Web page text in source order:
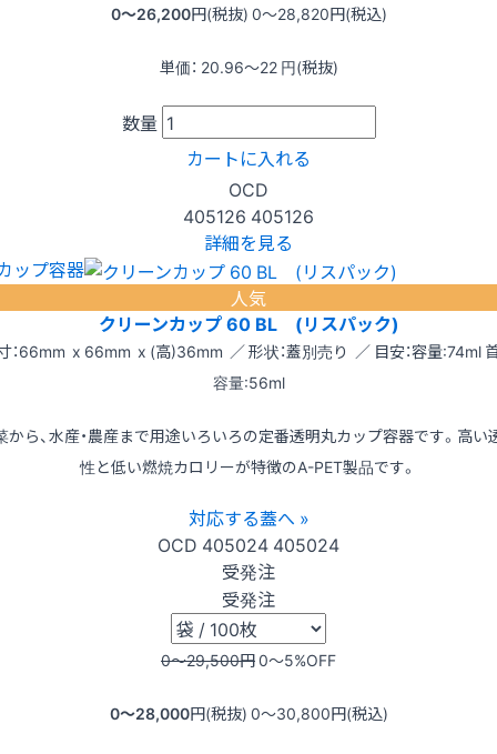
0〜26,200円(税抜) 0〜28,820円(税込)
単価： 20.96〜22 円(税抜)
数量
カートに入れる
OCD
405126 405126
詳細を見る
ップ容器
人気
クリーンカップ 60 BL (リスパック)
：66mm x 66mm x (高)36mm ／ 形状：蓋別売り ／ 目安：容量:74ml
容量:56ml
から、水産・農産まで用途いろいろの定番透明丸カップ容器です。高い
性と低い燃焼カロリーが特徴のA-PET製品です。
対応する蓋へ »
OCD 405024 405024
受発注
受発注
0〜29,500円0〜5%OFF
0〜28,000円(税抜) 0〜30,800円(税込)